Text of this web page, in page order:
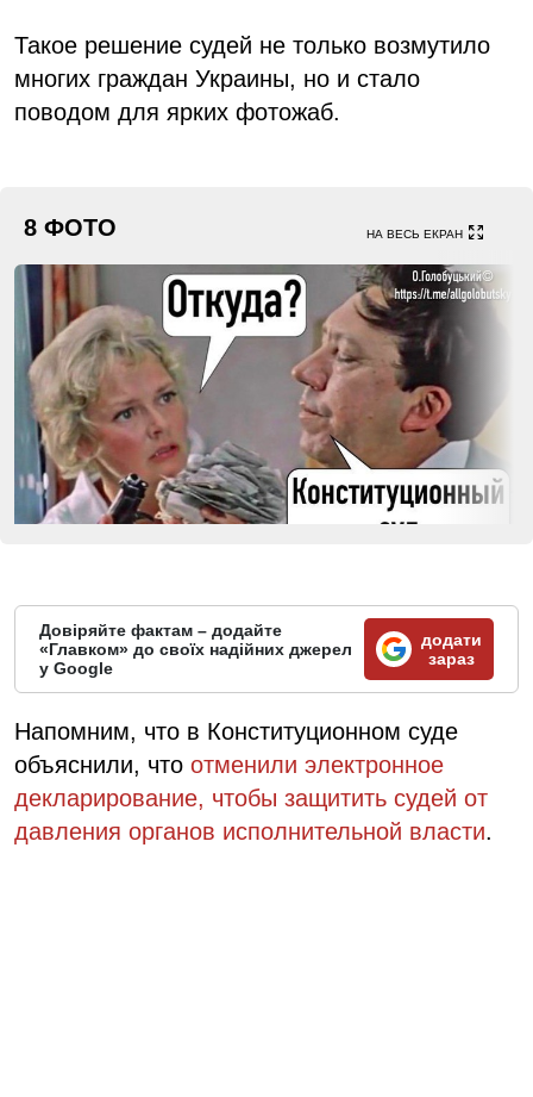
Такое решение судей не только возмутило
многих граждан Украины, но и стало
поводом для ярких фотожаб.
8 ФОТО НА ВЕСЬ ЕКРАН
Довіряйте фактам – додайте
«Главком» до своїх надійних джерел
у Google
додати
зараз
Напомним, что в Конституционном суде
объяснили, что отменили электронное
декларирование, чтобы защитить судей от
давления органов исполнительной власти.